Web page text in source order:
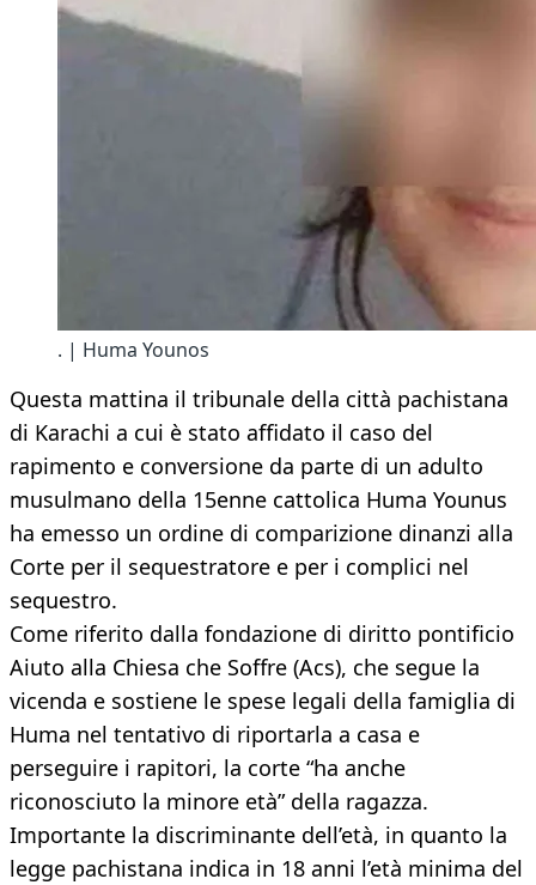
. | Huma Younos
Questa mattina il tribunale della città pachistana
di Karachi a cui è stato affidato il caso del
rapimento e conversione da parte di un adulto
musulmano della 15enne cattolica Huma Younus
ha emesso un ordine di comparizione dinanzi alla
Corte per il sequestratore e per i complici nel
sequestro.
Come riferito dalla fondazione di diritto pontificio
Aiuto alla Chiesa che Soffre (Acs), che segue la
vicenda e sostiene le spese legali della famiglia di
Huma nel tentativo di riportarla a casa e
perseguire i rapitori, la corte “ha anche
riconosciuto la minore età” della ragazza.
Importante la discriminante dell’età, in quanto la
legge pachistana indica in 18 anni l’età minima del